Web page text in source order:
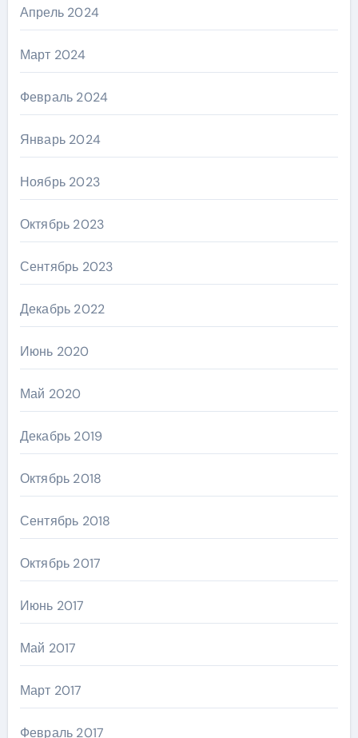
Апрель 2024
Март 2024
Февраль 2024
Январь 2024
Ноябрь 2023
Октябрь 2023
Сентябрь 2023
Декабрь 2022
Июнь 2020
Май 2020
Декабрь 2019
Октябрь 2018
Сентябрь 2018
Октябрь 2017
Июнь 2017
Май 2017
Март 2017
Февраль 2017